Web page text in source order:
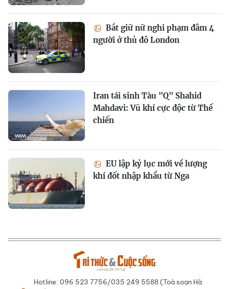
Bắt giữ nữ nghi phạm đâm 4
người ở thủ đô London
Iran tái sinh Tàu "Q" Shahid
Mahdavi: Vũ khí cực độc từ Thế
chiến
EU lập kỷ lục mới về lượng
khí đốt nhập khẩu từ Nga
Hotline: 096 523 7756/035 249 5588 (Toà soạn Hà